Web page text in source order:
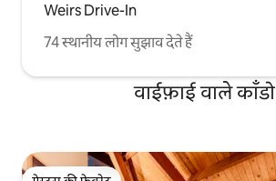
Weirs Drive-In
74 स्थानीय लोग सुझाव देते हैं
वाईफ़ाई वाले काँडो